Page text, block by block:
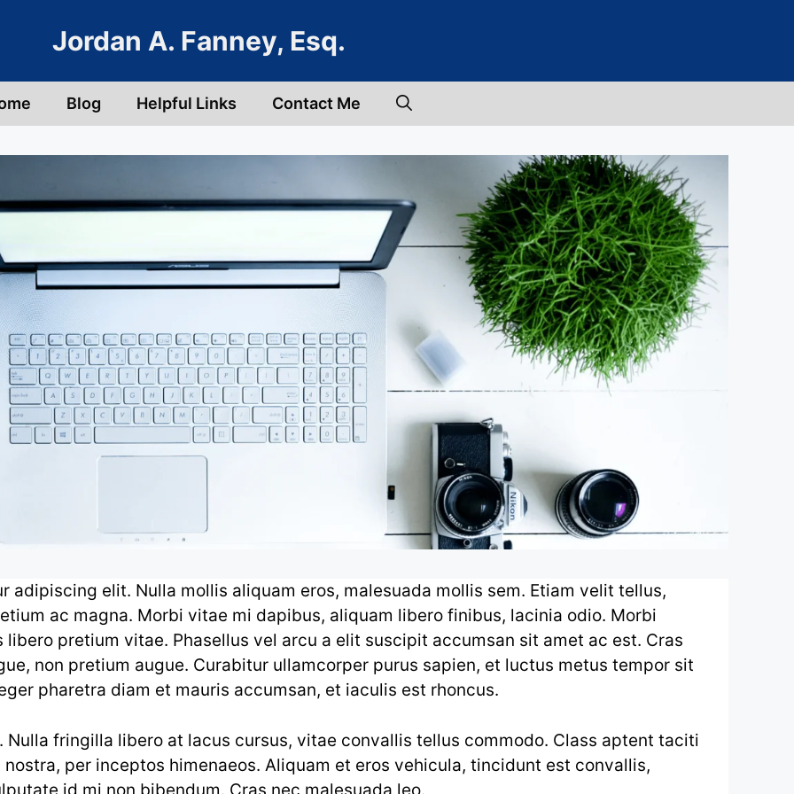
Jordan A. Fanney, Esq.
Blog Helpful Links Contact Me
adipiscing elit. Nulla mollis aliquam eros, malesuada mollis sem. Etiam velit tellus,
ac magna. Morbi vitae mi dapibus, aliquam libero finibus, lacinia odio. Morbi
pretium vitae. Phasellus vel arcu a elit suscipit accumsan sit amet ac est. Cras
non pretium augue. Curabitur ullamcorper purus sapien, et luctus metus tempor sit
pharetra diam et mauris accumsan, et iaculis est rhoncus.
Nulla fringilla libero at lacus cursus, vitae convallis tellus commodo. Class aptent taciti
per inceptos himenaeos. Aliquam et eros vehicula, tincidunt est convallis,
id mi non bibendum. Cras nec malesuada leo.